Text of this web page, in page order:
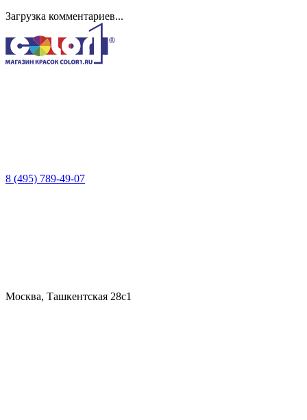
Загрузка комментариев...
8 (495) 789-49-07
Москва, Ташкентская 28с1